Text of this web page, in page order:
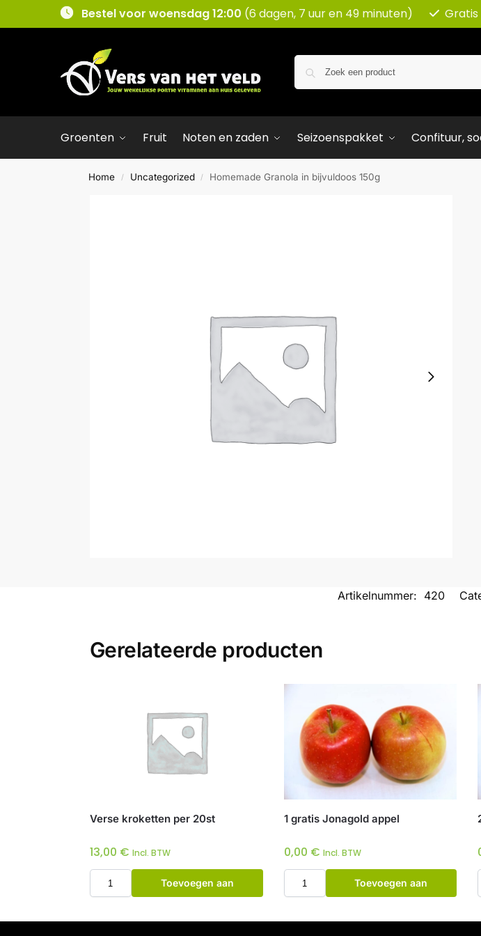
Bestel voor woensdag 12:00 (6 dagen, 7 uur en 49 minuten) Gratis
Groenten Fruit Noten en zaden Seizoenspakket Confituur,
Home / Uncategorized / Homemade Granola in bijvuldoos 150g
Artikelnummer: 420
Gerelateerde producten
Verse kroketten per 20st
13,00 € Incl. BTW
Toevoegen aan
1 gratis Jonagold appel
0,00 € Incl. BTW
Toevoegen aan